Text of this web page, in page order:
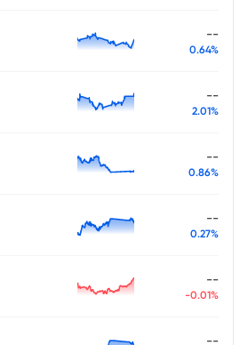
--
0.64%
--
2.01%
--
0.86%
--
0.27%
--
-0.01%
--